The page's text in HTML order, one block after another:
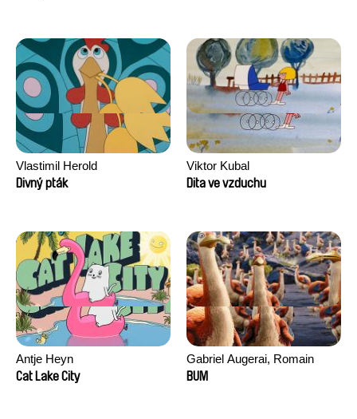
Vlastimil Herold
Divný pták
Viktor Kubal
Dita ve vzduchu
Antje Heyn
Cat Lake City
Gabriel Augerai, Romain
Augier, Laurie Pereira De
BUM